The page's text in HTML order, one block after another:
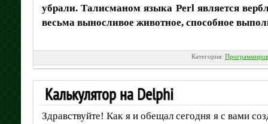
убрали. Талисманом языка Perl является
весьма выносливое животное, способное
Категория:
Калькулятор на Delphi
Здравствуйте! Как я и обещал сегодня я с вами